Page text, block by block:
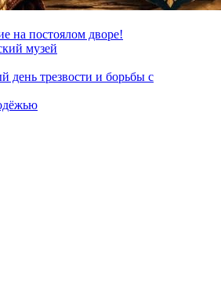
на постоялом дворе!
музей
день трезвости и борьбы с